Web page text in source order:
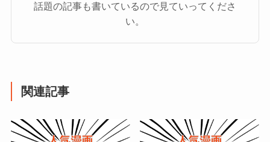
話題の記事も書いているので見ていってくださ
い。
関連記事